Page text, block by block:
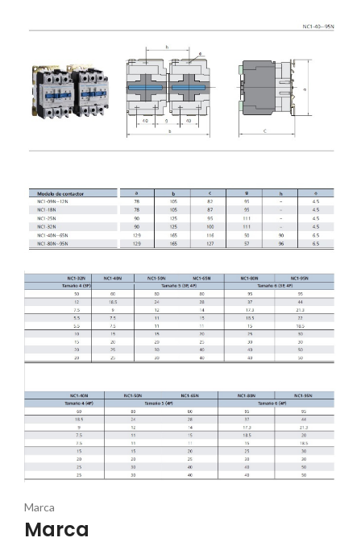
Marca
Marca